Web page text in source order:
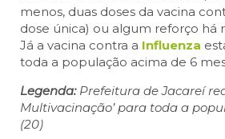
menos, duas doses da vacina
dose única) ou algum reforço há
Já a vacina contra a Influenza
toda a população acima de 6
Legenda:Prefeitura de Jacareí
Multivacinação’ para toda a
(20)